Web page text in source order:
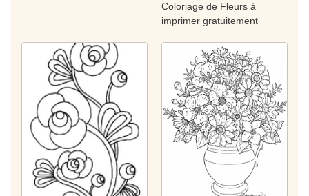
Coloriage de Fleurs à
imprimer gratuitement